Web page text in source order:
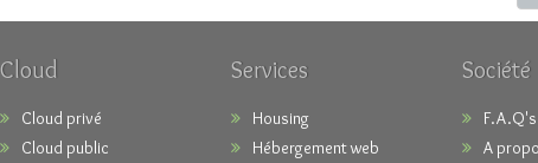
Cloud
Cloud privé
Cloud public
Services
Housing
Hébergement web
Société
F.A.Q's
A